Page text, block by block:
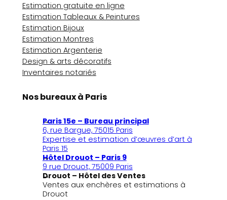
Estimation gratuite en ligne
Estimation Tableaux & Peintures
Estimation Bijoux
Estimation Montres
Estimation Argenterie
Design & arts décoratifs
Inventaires notariés
Nos bureaux à Paris
Paris 15e – Bureau principal
6, rue Bargue, 75015 Paris
Expertise et estimation d’œuvres d’art à
Paris 15
Hôtel Drouot – Paris 9
9 rue Drouot, 75009 Paris
Drouot – Hôtel des Ventes
Ventes aux enchères et estimations à
Drouot